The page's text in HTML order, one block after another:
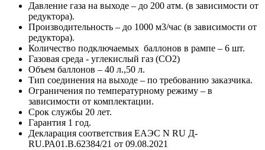
Давление газа на выходе – до 200 атм. (в зависимости от
редуктора).
Производительность – до 1000 м3/час (в зависимости от
редуктора).
Количество подключаемых баллонов в рампе – 6 шт.
Газовая среда - углекислый газ (CO2)
Объем баллонов – 40 л.,50 л.
Тип соединения на выходе – по требованию заказчика.
Ограничения по температурному режиму – в
зависимости от комплектации.
Срок службы 20 лет.
Гарантия 1 год.
Декларация соответствия ЕАЭС N RU Д-
RU.РА01.В.62384/21 от 09.08.2021